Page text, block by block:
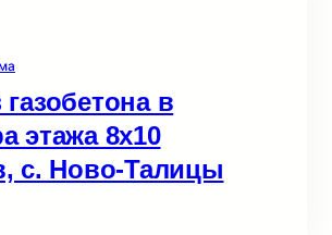
в
этажа 8х10
с. Ново-Талицы